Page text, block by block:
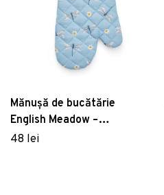
Mănușă de bucătărie
English Meadow –
Cooksmart ®
48 lei